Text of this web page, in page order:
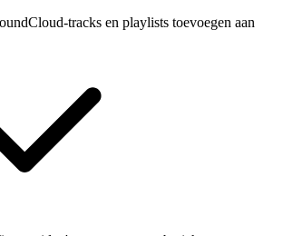
tracks en playlists toevoegen aan